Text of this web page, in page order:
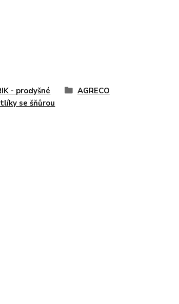
- prodyšné
se šňůrou
AGRECO